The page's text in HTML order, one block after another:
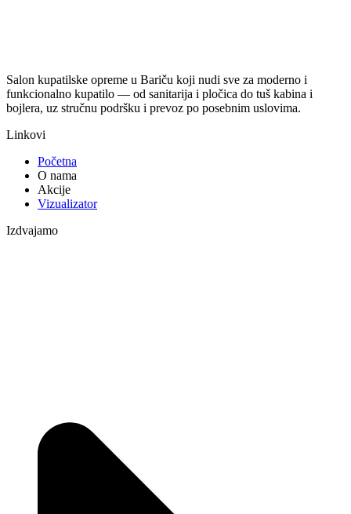
Salon kupatilske opreme u Bariču koji nudi sve za moderno i
funkcionalno kupatilo — od sanitarija i pločica do tuš kabina i
bojlera, uz stručnu podršku i prevoz po posebnim uslovima.
Linkovi
Početna
O nama
Akcije
Vizualizator
Izdvajamo